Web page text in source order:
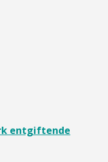
entgiftende